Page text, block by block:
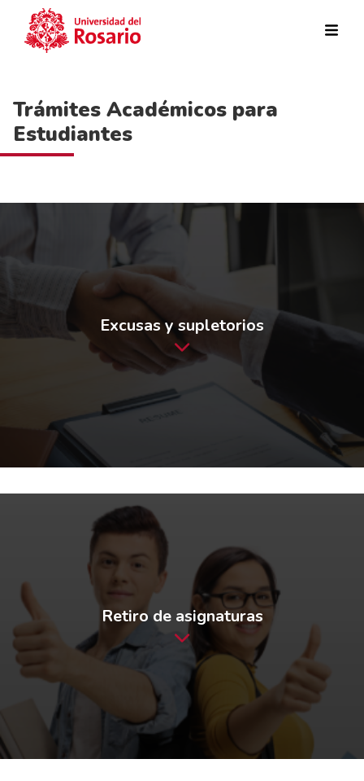
Trámites Académicos para
Estudiantes
Excusas y supletorios
Retiro de asignaturas